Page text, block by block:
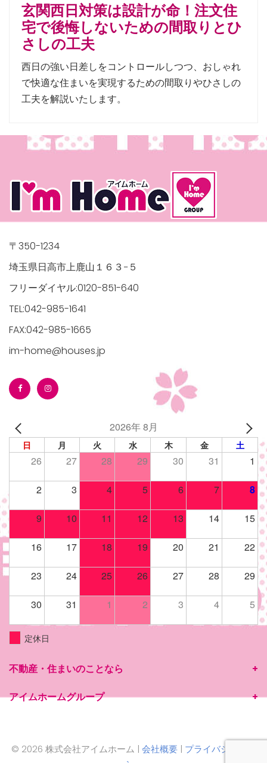
玄関西日対策は設計が命！注文住
宅で後悔しないための間取りとひ
さしの工夫
西日の強い日差しをコントロールしつつ、おしゃれ
で快適な住まいを実現するための間取りやひさしの
工夫を解説いたします。
〒350-1234
埼玉県日高市上鹿山１６３−５
フリーダイヤル:0120-851-640
TEL:042-985-1641
FAX:042-985-1665
im-home@houses.jp
2026年 8月
日 月 火 水 木 金 土
26 27 28 29 30 31 1
2 3 4 5 6 7 8
9 10 11 12 13 14 15
16 17 18 19 20 21 22
23 24 25 26 27 28 29
30 31 1 2 3 4 5
定休日
不動産・住まいのことなら
アイムホームグループ
© 2026 株式会社アイムホーム | 会社概要| プライバシーポリ